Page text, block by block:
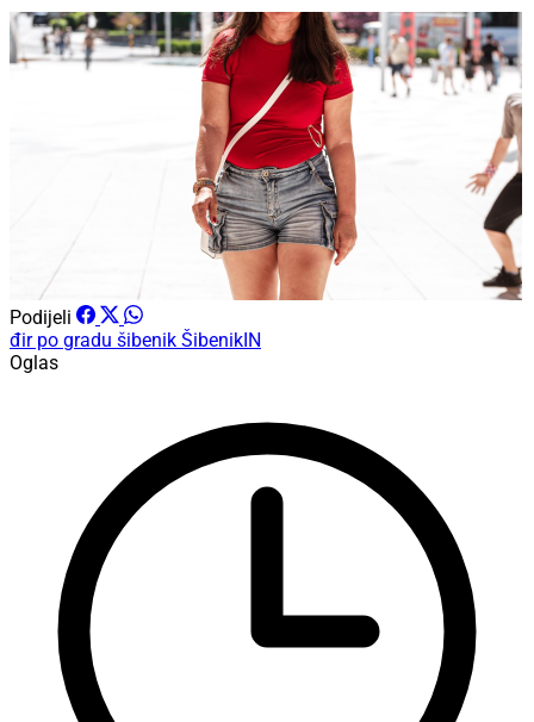
Podijeli
đir po gradu šibenik ŠibenikIN
Oglas